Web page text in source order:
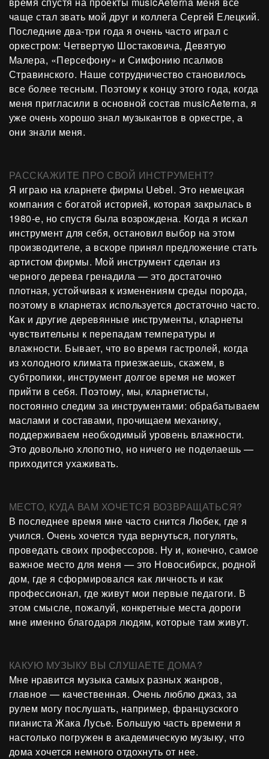
чаще стал звать мой друг и коллега Сергей Елецкий.
Последние два-три года я очень часто играл с
оркестром: Четвертую Шостаковича, Девятую
Малера, «Персефону» и Симфонию псалмов
Стравинского. Наше сотрудничество становилось
все более тесным. Поэтому к концу этого года, когда
меня пригласили в основной состав musicAeterna, я
уже очень хорошо знал музыкантов в оркестре, а
они знали меня.
РАССКАЖИТЕ ПРО СВОЙ ИНСТРУМЕНТ?
Я играю на кларнете фирмы Uebel. Это немецкая
компания с богатой историей, которая закрылась в
1980-е, но спустя была возрождена. Когда я искал
инструмент для себя, остановил выбор на этом
производителе, а вскоре принял предложение стать
артистом фирмы. Мой инструмент сделан из
черного дерева гренадила — это достаточно
плотная, устойчивая к изменениям среды порода,
поэтому в кларнетах используется достаточно часто.
Как и другие деревянные инструменты, кларнеты
чувствительны к перепадам температуры и
влажности. Бывает, что во время гастролей, когда
из холодного климата приезжаешь, скажем, в
субтропики, инструмент долгое время не может
прийти в себя. Поэтому, мы, кларнетисты,
постоянно следим за инструментами: обрабатываем
маслами и составами, прочищаем механику,
поддерживаем необходимый уровень влажности.
Это довольно хлопотно, но ничего не поделаешь —
приходится ухаживать.
МЕСТО, КУДА ВАМ ХОЧЕТСЯ ВОЗВРАЩАТЬСЯ?
В последнее время мне часто снится Любек, где я
учился. Очень хочется туда вернуться, погулять,
проведать своих профессоров. Ну и, конечно, самое
важное место для меня — это Новосибирск, родной
дом, где я сформировался как личность и как
профессионал, где живут мои первые педагоги. В
этом смысле, пожалуй, конкретные места дороги
мне именно благодаря людям, которые там живут.
КАКУЮ МУЗЫКУ ВЫ СЛУШАЕТЕ ДОМА?
Мне нравится музыка самых разных жанров,
главное — качественная. Очень люблю джаз, за
рулем могу послушать, например, французского
пианиста Жака Лусье. Большую часть времени я
настолько погружен в академическую музыку, что
дома хочется немного отдохнуть от нее.